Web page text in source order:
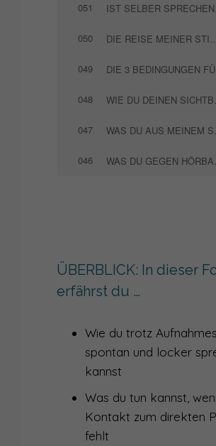
051 IST
050 DIE REISE MEINER STIMME
049
048 WIE DU
047 WAS DU
046 WAS
042
039
038 SICHTBARKEIT IST KEIN SELBSTZWECK - INTERVIEW MIT SANDRA HEIM
037
ÜBERBLICK: In dieser
erfährst du …
Wie du trotz
spontan und locker
kannst
Was du tun kannst,
Kontakt zum direkten
fehlt